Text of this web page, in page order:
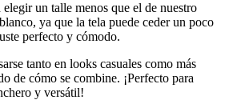
un talle menos que el de nuestro
ya que la tela puede ceder un poco
perfecto y cómodo.
tanto en looks casuales como más
de cómo se combine. ¡Perfecto para
y versátil!